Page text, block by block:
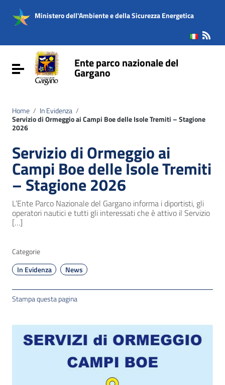
Vai al menu di navigazione
Vai al footer
Ministero dell'Ambiente e della Sicurezza Energetica
Attiva / disattiva la navigazioneEnte parco nazionale del
Gargano
Home / In Evidenza /
Servizio di Ormeggio ai Campi Boe delle Isole Tremiti – Stagione
2026
Servizio di Ormeggio ai
Campi Boe delle Isole Tremiti
– Stagione 2026
L’Ente Parco Nazionale del Gargano informa i diportisti, gli
operatori nautici e tutti gli interessati che è attivo il Servizio
[…]
Categorie
In Evidenza
News
Stampa questa pagina